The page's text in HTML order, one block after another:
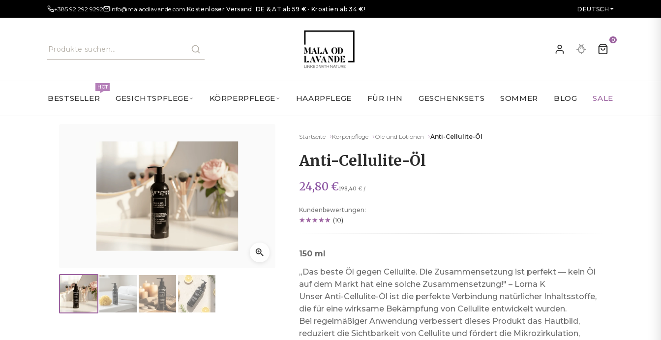
+385 92 292 9292 info@malaodlavande.com|Kostenloser Versand: DE & AT ab 59 € · Kroatien ab 34 €! DEUTSCH
0
BESTSELLER
HOT
GESICHTSPFLEGE KÖRPERPFLEGE HAARPFLEGE FÜR IHN GESCHENKSETS SOMMER BLOG SALE
Startseite Körperpflege Öle und Lotionen Anti-Cellulite-Öl
Anti-Cellulite-Öl
24,80 €198,40 € /
Kundenbewertungen:
(10)
150 ml
„Das beste Öl gegen Cellulite. Die Zusammensetzung ist perfekt — kein Öl
auf dem Markt hat eine solche Zusammensetzung!" – Lorna K
Unser Anti-Cellulite-Öl ist die perfekte Verbindung natürlicher Inhaltsstoffe,
die für eine wirksame Bekämpfung von Cellulite entwickelt wurden.
Bei regelmäßiger Anwendung verbessert dieses Produkt das Hautbild,
reduziert die Sichtbarkeit von Cellulite und fördert die Mikrozirkulation,